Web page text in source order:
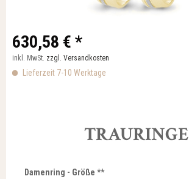
630,58 € *
inkl. MwSt. zzgl. Versandkosten
Lieferzeit 7-10 Werktage
TRAURINGE
Damenring - Größe **